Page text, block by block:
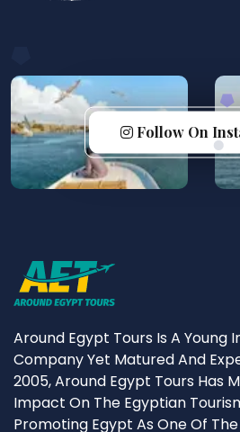
Follow On
Around Egypt Tours Is A Young
Company Yet Matured And
2005, Around Egypt Tours Has
Impact On The Egyptian
Promoting Egypt As One Of